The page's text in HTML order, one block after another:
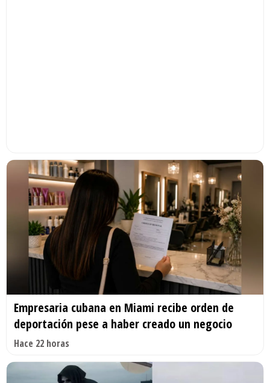
Empresaria cubana en Miami recibe orden de
deportación pese a haber creado un negocio
Hace 22 horas